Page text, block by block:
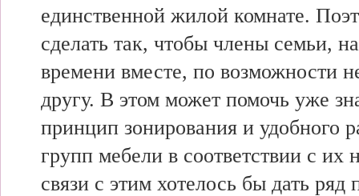
единственной жилой комнате.
сделать так, чтобы члены семьи,
времени вместе, по возможности
другу. В этом может помочь уже
принцип зонирования и удобного
групп мебели в соответствии с их
связи с этим хотелось бы дать ряд